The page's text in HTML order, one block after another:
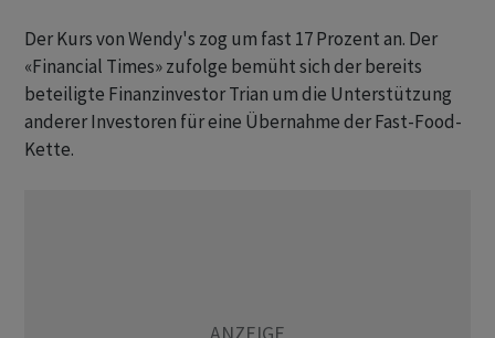
Der Kurs von Wendy's zog um fast 17 Prozent an. Der
«Financial Times» zufolge bemüht sich der bereits
beteiligte Finanzinvestor Trian um die Unterstützung
anderer Investoren für eine Übernahme der Fast-Food-
Kette.